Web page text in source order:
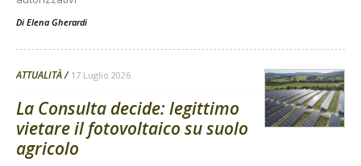
Di Elena Gherardi
ATTUALITÀ 17 Luglio 2026
La Consulta decide: legittimo
vietare il fotovoltaico su suolo
agricolo